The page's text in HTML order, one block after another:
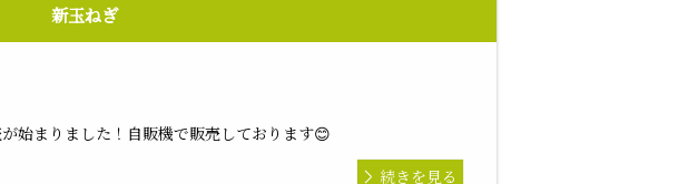
新玉ねぎ
始まりました！自販機で販売しております😊
続きを見る